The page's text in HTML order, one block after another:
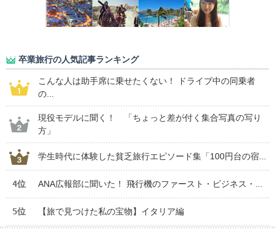
卒業旅行の人気記事ランキング
こんな人は助手席に乗せたくない！ ドライブ中の同乗者
の...
現役モデルに聞く！ 「ちょっと差が付く集合写真の写り
方」
学生時代に体験した貧乏旅行エピソード集「100円台の宿...
4位 ANA広報部に聞いた！ 飛行機のファースト・ビジネス・...
5位 【旅で見つけた私の宝物】イタリア編